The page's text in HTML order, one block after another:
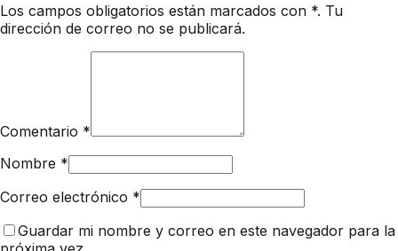
Los campos obligatorios están marcados con *. Tu
dirección de correo no se publicará.
Comentario *
Nombre *
Correo electrónico *
Guardar mi nombre y correo en este navegador para la